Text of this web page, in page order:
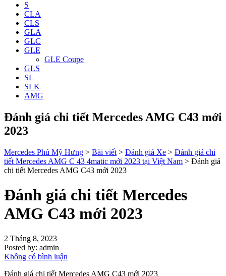
S
CLA
CLS
GLA
GLC
GLE
GLE Coupe
GLS
SL
SLK
AMG
Đánh giá chi tiết Mercedes AMG C43 mới
2023
Mercedes Phú Mỹ Hưng > Bài viết > Đánh giá Xe > Đánh giá chi
tiết Mercedes AMG C 43 4matic mới 2023 tại Việt Nam > Đánh giá
chi tiết Mercedes AMG C43 mới 2023
Đánh giá chi tiết Mercedes
AMG C43 mới 2023
2 Tháng 8, 2023
Posted by: admin
Không có bình luận
Đánh giá chi tiết Mercedes AMG C43 mới 2023